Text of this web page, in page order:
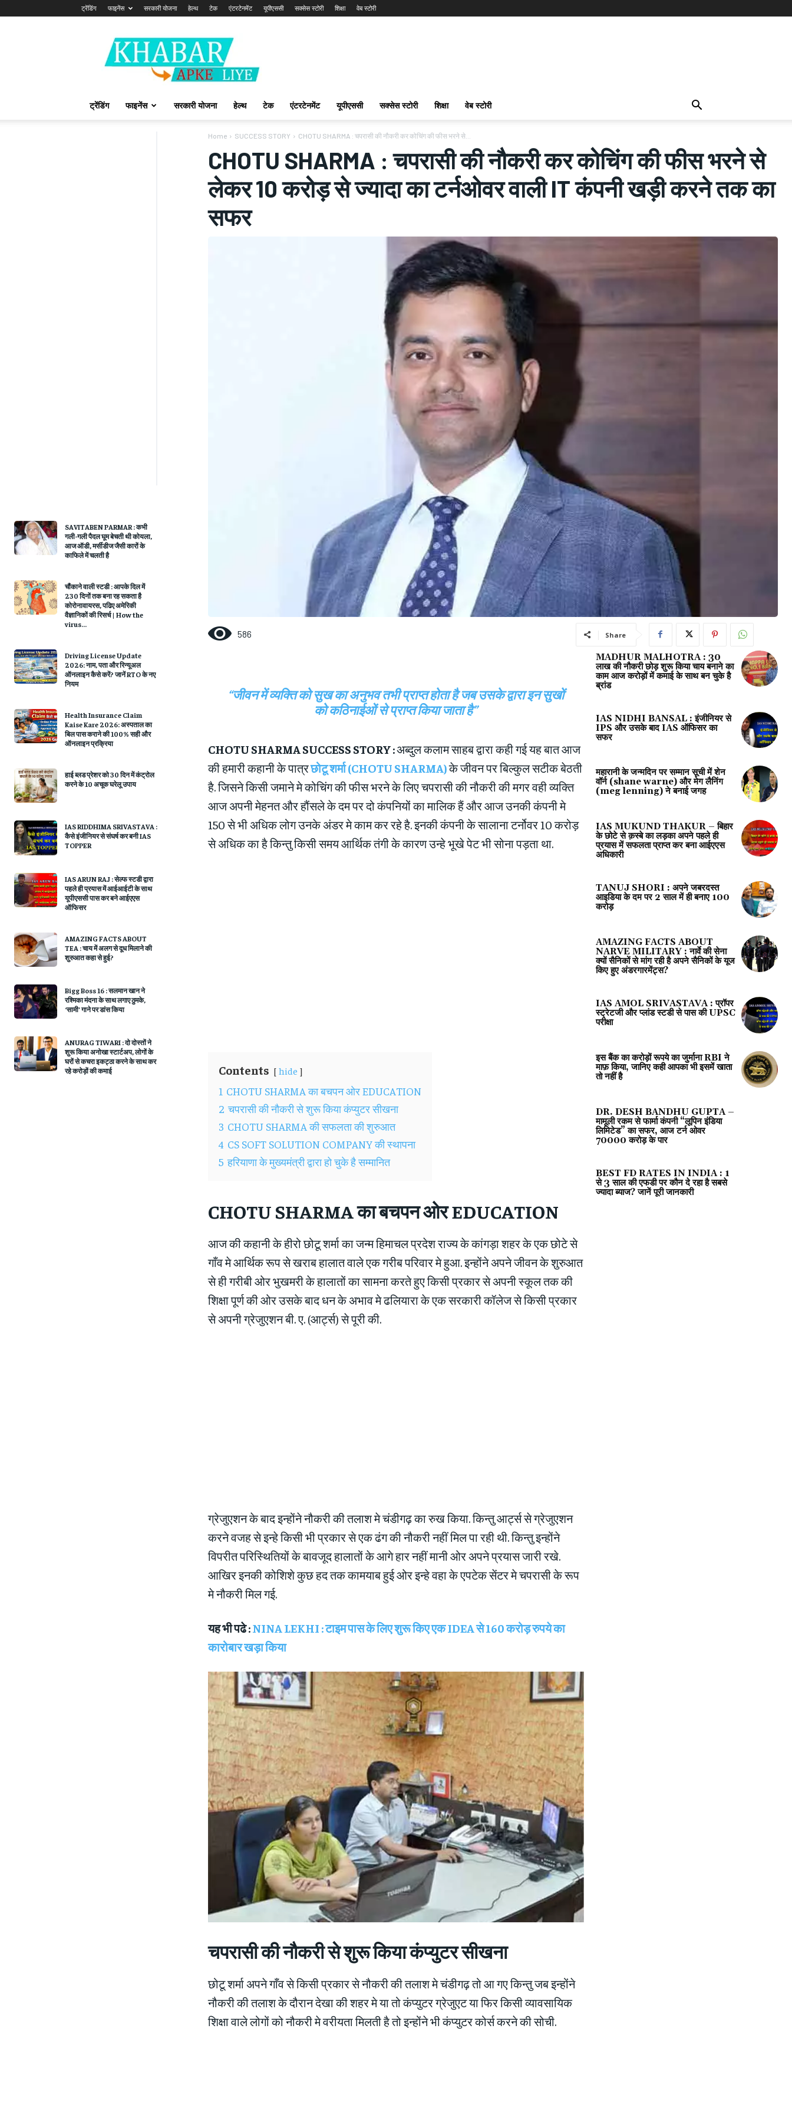
ट्रेंडिंग फाइनेंस सरकारी योजना हेल्थ टेक एंटरटेनमेंट यूपीएससी सक्सेस स्टोरी शिक्षा वेब स्टोरी
Khabarapkeliye.com
ट्रेंडिंग फाइनेंस सरकारी योजना हेल्थ टेक एंटरटेनमेंट यूपीएससी सक्सेस स्टोरी शिक्षा वेब स्टोरी
SAVITABEN PARMAR : कभी
गली-गली पैदल घूम बेचती थी कोयला,
आज ऑडी, मर्सीडीज जैसी कारों के
काफिले में चलती है
चौंकाने वाली स्‍टडी : आपके दिल में
230 दिनों तक बना रह सकता है
कोरोनावायरस, पढिए अमे‍रिकी
वैज्ञानिकों की रिसर्च | How the
virus...
Driving License Update
2026: नाम, पता और रिन्यूअल
ऑनलाइन कैसे करें? जानें RTO के नए
नियम
Health Insurance Claim
Kaise Kare 2026: अस्पताल का
बिल पास कराने की 100% सही और
ऑनलाइन प्रक्रिया
हाई ब्लड प्रेशर को 30 दिन में कंट्रोल
करने के 10 अचूक घरेलू उपाय
IAS RIDDHIMA SRIVASTAVA :
कैसे इंजीनियर से संघर्ष कर बनी IAS
TOPPER
IAS ARUN RAJ : सेल्फ स्टडी द्वारा
पहले ही प्रयास में आईआईटी के साथ
यूपीएससी पास कर बने आईएएस
ऑफिसर
AMAZING FACTS ABOUT
TEA : चाय में अलग से दूध मिलाने की
शुरुआत कहा से हुई?
Bigg Boss 16 : सलमान खान ने
रश्मिका मंदना के साथ लगाए ठुमके,
‘सामी’ गाने पर डांस किया
ANURAG TIWARI : दो दोस्तों ने
शुरू किया अनोखा स्टार्टअप, लोगों के
घरों से कचरा इकट्ठा करने के साथ कर
रहे करोड़ों की कमाई
Home SUCCESS STORY CHOTU SHARMA : चपरासी की नौकरी कर कोचिंग की फीस भरने से...
CHOTU SHARMA : चपरासी की नौकरी कर कोचिंग की फीस भरने से
लेकर 10 करोड़ से ज्यादा का टर्नओवर वाली IT कंपनी खड़ी करने तक का
सफर
586 Share
“जीवन में व्यक्ति को सुख का अनुभव तभी प्राप्त होता है जब उसके द्वारा इन सुखों
को कठिनाईओं से प्राप्त किया जाता है”
CHOTU SHARMA SUCCESS STORY :अब्दुल कलाम साहब द्वारा कही गई यह बात आज
की हमारी कहानी के पात्रछोटू शर्मा (CHOTU SHARMA)के जीवन पर बिल्कुल सटीक बेठती
है. जिसने किसी जमाने मे कोचिंग की फीस भरने के लिए चपरासी की नौकरी की मगर वही व्यक्ति
आज अपनी मेहनत और हौंसले के दम पर दो कंपनियों का मालिक हैं और आज उनकी कंपनी मे
150 से भी अधिक लोग उनके अंडर मे काम कर रहे है. इनकी कंपनी के सालाना टर्नोवर 10 करोड़
से अधिक का है किन्तु किसी समय आर्थिक तंगी के कारण उन्हे भूखे पेट भी सोना पड़ता था.
Contents hide
1 CHOTU SHARMA का बचपन ओर EDUCATION
2 चपरासी की नौकरी से शुरू किया कंप्युटर सीखना
3 CHOTU SHARMA की सफलता की शुरुआत
4 CS SOFT SOLUTION COMPANY की स्थापना
5 हरियाणा के मुख्यमंत्री द्वारा हो चुके है सम्मानित
CHOTU SHARMA का बचपन ओर EDUCATION
आज की कहानी के हीरो छोटू शर्मा का जन्म हिमाचल प्रदेश राज्य के कांगड़ा शहर के एक छोटे से
गाँव मे आर्थिक रूप से खराब हालात वाले एक गरीब परिवार मे हुआ. इन्होंने अपने जीवन के शुरुआत
से ही गरीबी ओर भुखमरी के हालातों का सामना करते हुए किसी प्रकार से अपनी स्कूल तक की
शिक्षा पूर्ण की ओर उसके बाद धन के अभाव मे ढलियारा के एक सरकारी कॉलेज से किसी प्रकार
से अपनी ग्रेजुएशन बी. ए. (आर्ट्स) से पूरी की.
ग्रेजुएशन के बाद इन्होंने नौकरी की तलाश मे चंडीगढ़ का रुख किया. किन्तु आर्ट्स से ग्रेजुएशन
करने वजह से इन्हे किसी भी प्रकार से एक ढंग की नौकरी नहीं मिल पा रही थी. किन्तु इन्होंने
विपरीत परिस्थितियों के बावजूद हालातों के आगे हार नहीं मानी ओर अपने प्रयास जारी रखे.
आखिर इनकी कोशिशे कुछ हद तक कामयाब हुई ओर इन्हे वहा के एपटेक सेंटर मे चपरासी के रूप
मे नौकरी मिल गई.
यह भी पढे :NINA LEKHI : टाइम पास के लिए शुरू किए एक IDEA से 160 करोड़ रुपये का
कारोबार खड़ा किया
चपरासी की नौकरी से शुरू किया कंप्युटर सीखना
छोटू शर्मा अपने गाँव से किसी प्रकार से नौकरी की तलाश मे चंडीगढ़ तो आ गए किन्तु जब इन्होंने
नौकरी की तलाश के दौरान देखा की शहर मे या तो कंप्युटर ग्रेजुएट या फिर किसी व्यावसायिक
शिक्षा वाले लोगों को नौकरी मे वरीयता मिलती है तो इन्होंने भी कंप्युटर कोर्स करने की सोची.
MADHUR MALHOTRA : 30
लाख की नौकरी छोड़ शुरू किया चाय बनाने का
काम आज करोड़ों में कमाई के साथ बन चुके है
ब्रांड
IAS NIDHI BANSAL : इंजीनियर से
IPS और उसके बाद IAS ऑफिसर का
सफर
महारानी के जन्मदिन पर सम्मान सूची में शेन
वॉर्न (shane warne) और मेग लैनिंग
(meg lenning) ने बनाई जगह
IAS MUKUND THAKUR – बिहार
के छोटे से क़स्बे का लड़का अपने पहले ही
प्रयास में सफलता प्राप्त कर बना आईएएस
अधिकारी
TANUJ SHORI : अपने जबरदस्त
आइडिया के दम पर 2 साल में ही बनाए 100
करोड़
AMAZING FACTS ABOUT
NARVE MILITARY : नार्वे की सेना
क्यों सैनिकों से मांग रही है अपने सैनिकों के यूज
किए हुए अंडरगारमेंट्स?
IAS AMOL SRIVASTAVA : प्रॉपर
स्ट्रेटजी और प्लांड स्टडी से पास की UPSC
परीक्षा
इस बैंक का करोड़ों रूपये का जुर्माना RBI ने
माफ़ किया, जानिए कही आपका भी इसमें खाता
तो नहीं है
DR. DESH BANDHU GUPTA –
मामूली रकम से फार्मा कंपनी “लूपिन इंडिया
लिमिटेड” का सफर, आज टर्न ओवर
70000 करोड़ के पार
BEST FD RATES IN INDIA : 1
से 3 साल की एफडी पर कौन दे रहा है सबसे
ज्यादा ब्याज? जानें पूरी जानकारी